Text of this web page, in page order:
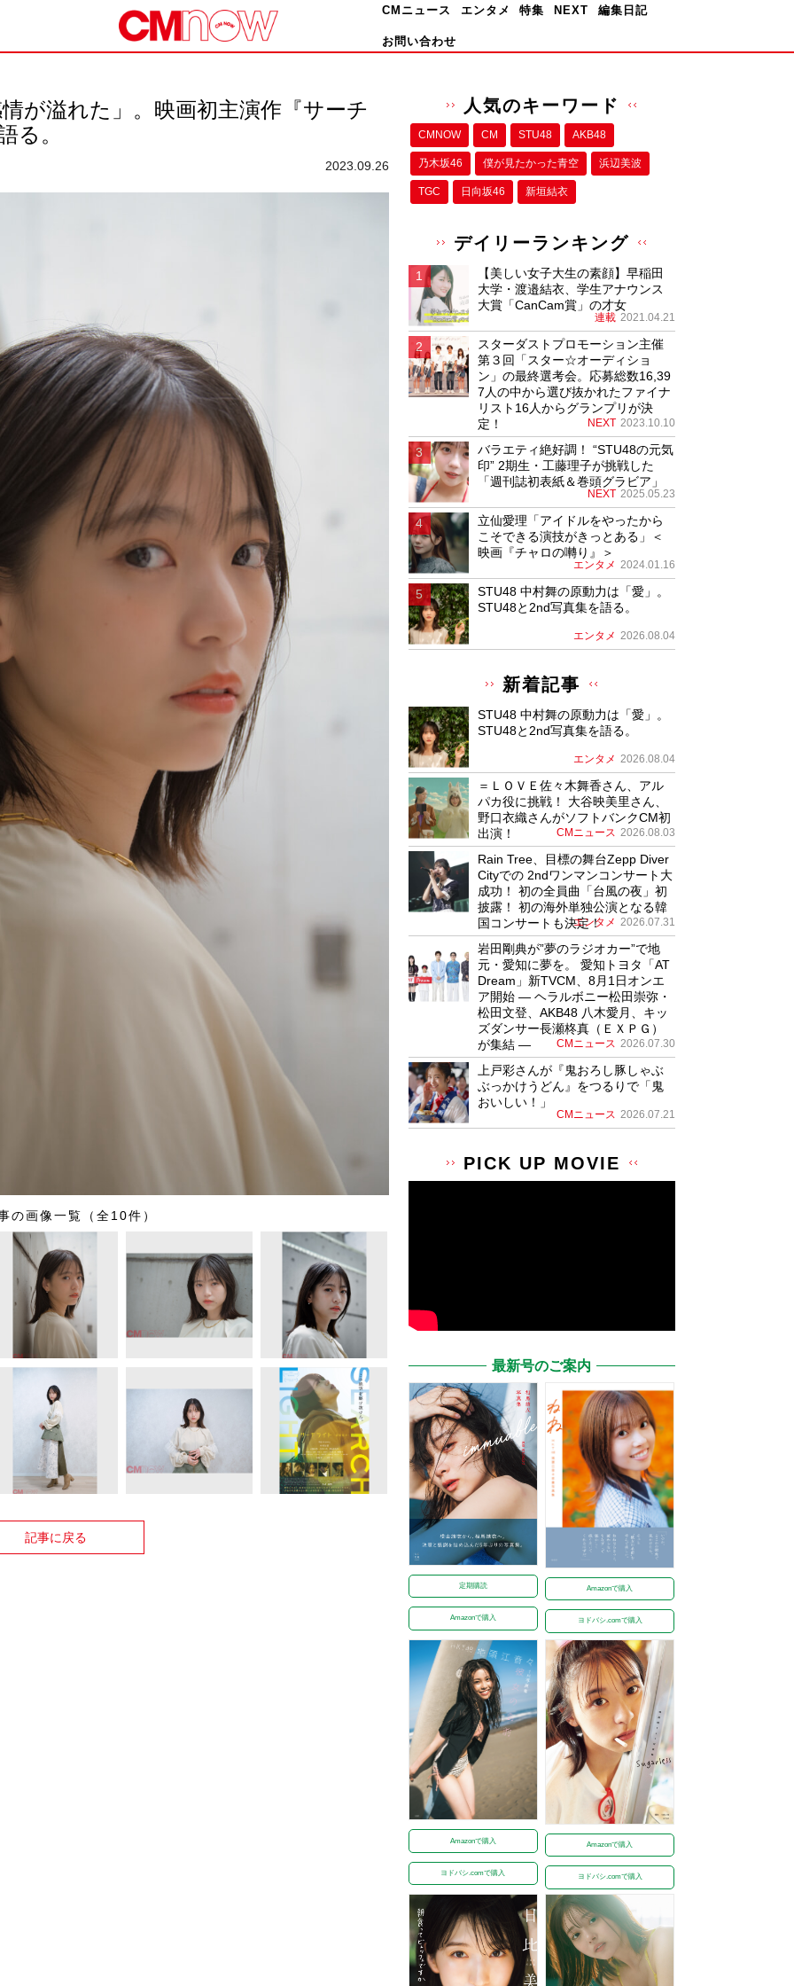
CMニュース エンタメ 特集 NEXT 編集日記
お問い合わせ
が溢れた」。映画初主演作『サーチ
る。
2023.09.26
の画像一覧（全10件）
記事に戻る
人気のキーワード
CMNOW CM STU48 AKB48
乃木坂46 僕が⾒たかった⻘空 浜辺美波
TGC 日向坂46 新垣結衣
デイリーランキング
【美しい女子大生の素顔】早稲田
大学・渡邉結衣、学生アナウンス
大賞「CanCam賞」の才女
連載 2021.04.21
スターダストプロモーション主催
第３回「スター☆オーディショ
ン」の最終選考会。応募総数16,39
7人の中から選び抜かれたファイナ
リスト16人からグランプリが決
定！
NEXT 2023.10.10
バラエティ絶好調！ “STU48の元気
印” 2期生・工藤理子が挑戦した
「週刊誌初表紙＆巻頭グラビア」
NEXT 2025.05.23
立仙愛理「アイドルをやったから
こそできる演技がきっとある」＜
映画『チャロの囀り』＞
エンタメ 2024.01.16
STU48 中村舞の原動力は「愛」。
STU48と2nd写真集を語る。
エンタメ 2026.08.04
新着記事
STU48 中村舞の原動力は「愛」。
STU48と2nd写真集を語る。
エンタメ 2026.08.04
＝ＬＯＶＥ佐々木舞香さん、アル
パカ役に挑戦！ 大谷映美里さん、
野口衣織さんがソフトバンクCM初
出演！
CMニュース 2026.08.03
Rain Tree、目標の舞台Zepp Diver
Cityでの 2ndワンマンコンサート大
成功！ 初の全員曲「台風の夜」初
披露！ 初の海外単独公演となる韓
国コンサートも決定！
エンタメ 2026.07.31
岩田剛典が”夢のラジオカー”で地
元・愛知に夢を。 愛知トヨタ「AT
Dream」新TVCM、8月1日オンエ
ア開始 ― ヘラルボニー松田崇弥・
松田文登、AKB48 八木愛月、キッ
ズダンサー長瀬柊真（ＥＸＰＧ）
が集結 ―
CMニュース 2026.07.30
上戸彩さんが『鬼おろし豚しゃぶ
ぶっかけうどん』をつるりで「鬼
おいしい！」
CMニュース 2026.07.21
PICK UP MOVIE
最新号のご案内
定期購読
Amazonで購入
Amazonで購入
ヨドバシ.comで購入
Amazonで購入
ヨドバシ.comで購入
Amazonで購入
ヨドバシ.comで購入